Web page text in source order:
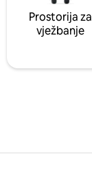
Prostorija za
vježbanje